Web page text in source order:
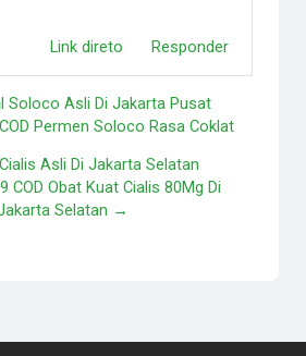
Link direto Responder
Soloco Asli Di Jakarta Pusat
Permen Soloco Rasa Coklat
Asli Di Jakarta Selatan
COD Obat Kuat Cialis 80Mg Di
Selatan →